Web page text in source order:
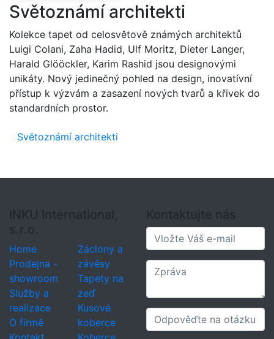
Světoznámí architekti
Kolekce tapet od celosvětově známých architektů
Luigi Colani, Zaha Hadid, Ulf Moritz, Dieter Langer,
Harald Glööckler, Karim Rashid jsou designovými
unikáty. Nový jedinečný pohled na design, inovatívní
přístup k výzvám a zasazení nových tvarů a křivek do
standardních prostor.
Světoznámí architekti
INKU International,
s.r.o.
Home
Prodejna -
showroom
Služby a
realizace
O firmě
Záclony a
závěsy
Tapety na
zeď
Kusové
koberce
Kontaktujte nás